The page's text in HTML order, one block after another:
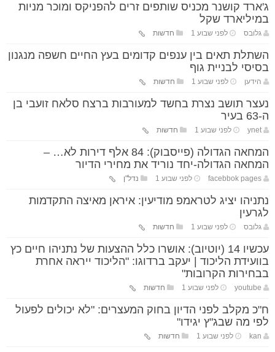
ג'ארד קושנר מכניס שותפים זרים להפניקס ומוכר מניות
במיליארד שקל
גלובס לפני שבוע 1 חדשות
השתלת תאים בין ענפים קדומים בעץ החיים חשפה מנגנון
בסיסי לבניית גוף
הידען לפני שבוע 1 חדשות
נעצר תושב נצרת בחשד למעורבות ברצח סלאח זועבי בן
ה-63 בעיר
ynet לפני שבוע 1 חדשות
המחאה הגדולה (פייסבוק): 84 אלף דירות לא… –
המחאה הגדולה-יחד נוריד את מחירי הדיור
facebbok pages לפני שבוע 1 נדל"ן
נתניהו יציג לטראמפ מודיעין: איראן מאיצה התקדמות
לגרעין
גלובס לפני שבוע 1 חדשות
עכשיו 14 (יוטיוב): אושרו כלל ההצעות של נתניהו חיים כץ
בוועידת הליכוד | יעקב ברדוגו: "הליכוד ייראה אחרת
בבחירות הקרובות"
youtube לפני שבוע 1 חדשות
ח"כ מקלב לפני הדיון בחוק המעצרים: "לא יכולים לפעול
לפי מה שבג"ץ יגידו"
kan לפני שבוע 1 חדשות